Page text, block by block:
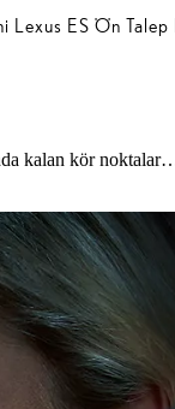
Lexus ES Ön Talep
kalan kör